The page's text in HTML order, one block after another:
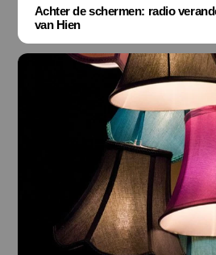
Achter de schermen: radio
van Hien